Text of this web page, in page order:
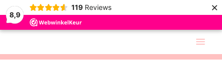
8,9
119 Reviews ×
content
Main